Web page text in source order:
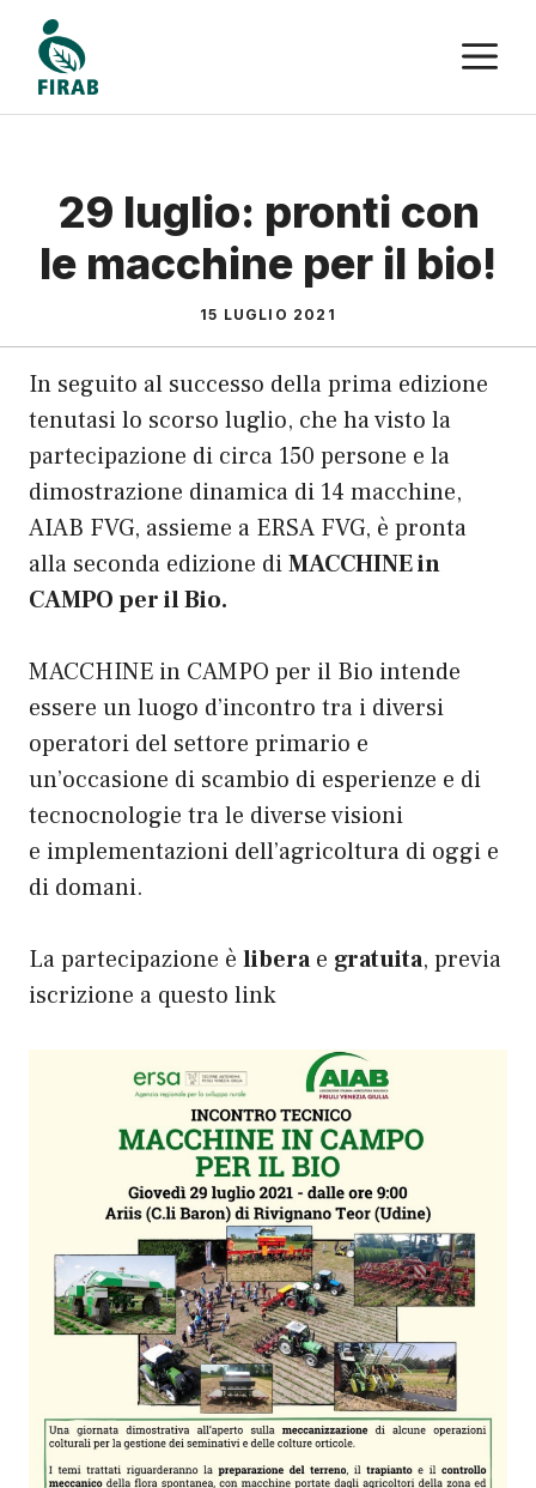
contenuto
29 luglio: pronti con
le macchine per il bio!
15 LUGLIO 2021
In seguito al successo della prima edizione
tenutasi lo scorso luglio, che ha visto la
partecipazione di circa 150 persone e la
dimostrazione dinamica di 14 macchine,
AIAB FVG, assieme a ERSA FVG, è pronta
alla seconda edizione diMACCHINE in
CAMPO per il Bio.
MACCHINE in CAMPO per il Bio intende
essere un luogo d’incontro tra i diversi
operatori del settore primario e
un’occasione di scambio di esperienze e di
tecnocnologie tra le diverse visioni
e implementazioni dell’agricoltura di oggi e
di domani.
La partecipazione è liberae gratuita, previa
iscrizione a questo link